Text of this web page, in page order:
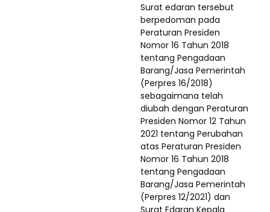
Surat edaran tersebut
berpedoman pada
Peraturan Presiden
Nomor 16 Tahun 2018
tentang Pengadaan
Barang/Jasa Pemerintah
(Perpres 16/2018)
sebagaimana telah
diubah dengan Peraturan
Presiden Nomor 12 Tahun
2021 tentang Perubahan
atas Peraturan Presiden
Nomor 16 Tahun 2018
tentang Pengadaan
Barang/Jasa Pemerintah
(Perpres 12/2021) dan
Surat Edaran Kepala